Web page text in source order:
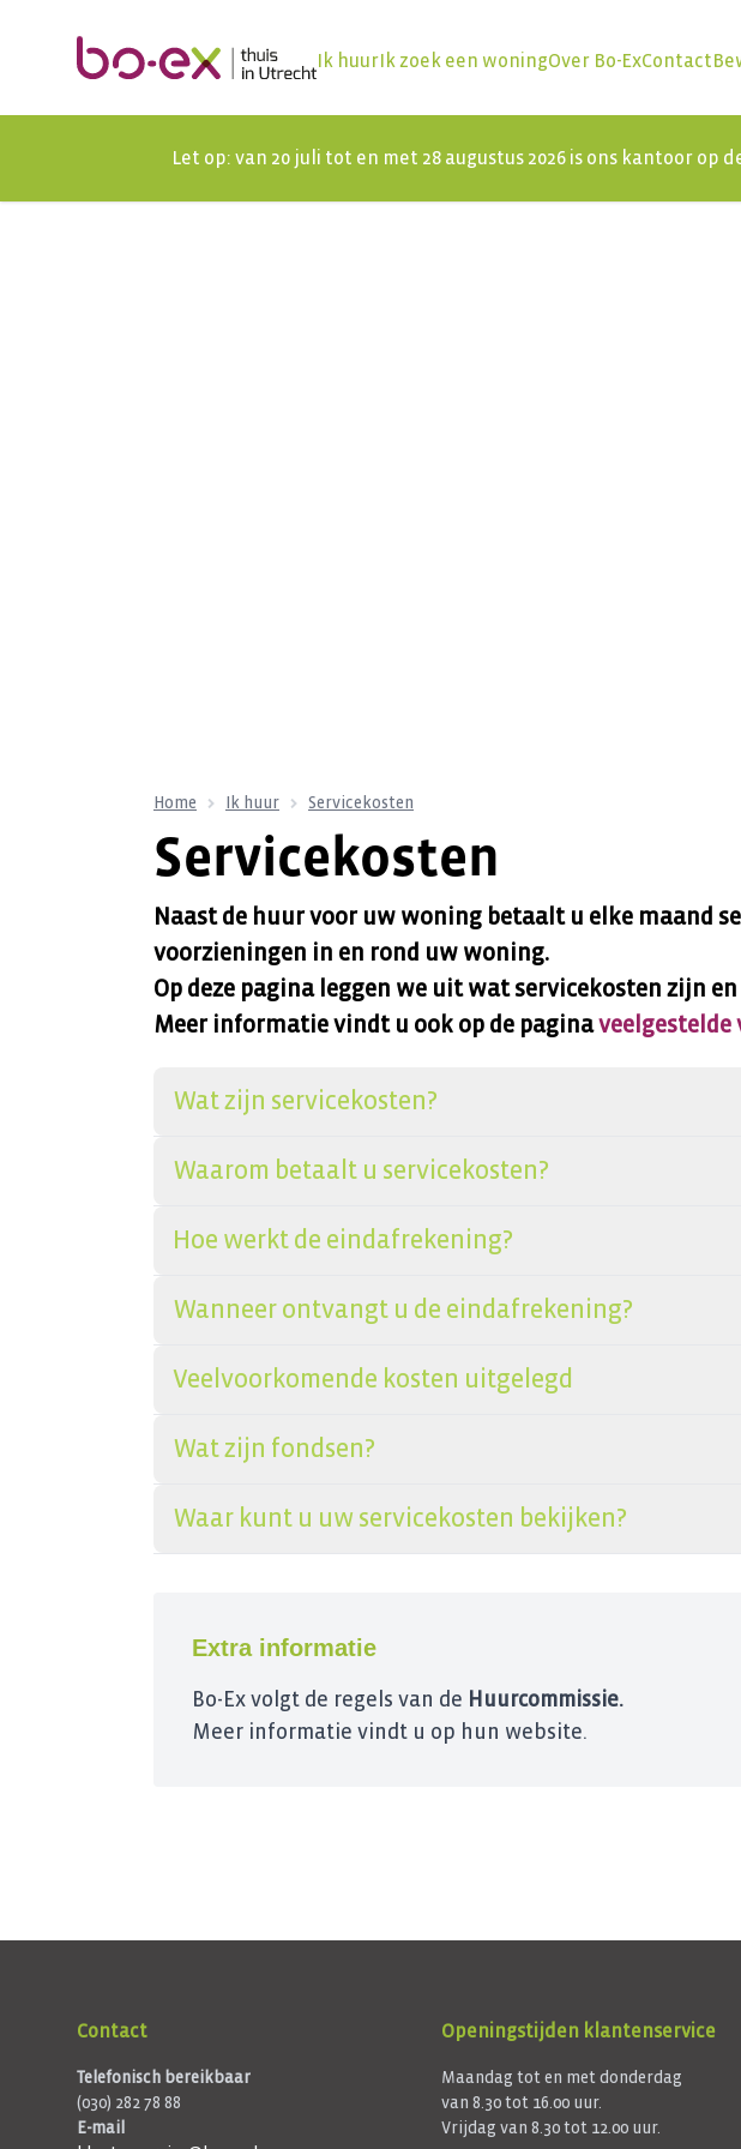
Ik huurIk zoek een woningOver Bo-ExContact
Let op: van 20 juli tot en met 28 augustus 2026 is ons kantoor
Home Ik huur Servicekosten
Servicekosten
Naast de huur voor uw woning betaalt u elke maand
voorzieningen in en rond uw woning.
Op deze pagina leggen we uit wat servicekosten zijn
Meer informatie vindt u ook op de paginaveelgestelde
Wat zijn servicekosten?
Waarom betaalt u servicekosten?
Hoe werkt de eindafrekening?
Wanneer ontvangt u de eindafrekening?
Veelvoorkomende kosten uitgelegd
Wat zijn fondsen?
Waar kunt u uw servicekosten bekijken?
Extra informatie
Bo-Ex volgt de regels van de Huurcommissie.
Meer informatie vindt u op hun website.
Contact
Telefonisch bereikbaar
(030) 282 78 88
E-mail
Openingstijden klantenservice
Maandag tot en met donderdag
van 8.30 tot 16.00 uur.
Vrijdag van 8.30 tot 12.00 uur.